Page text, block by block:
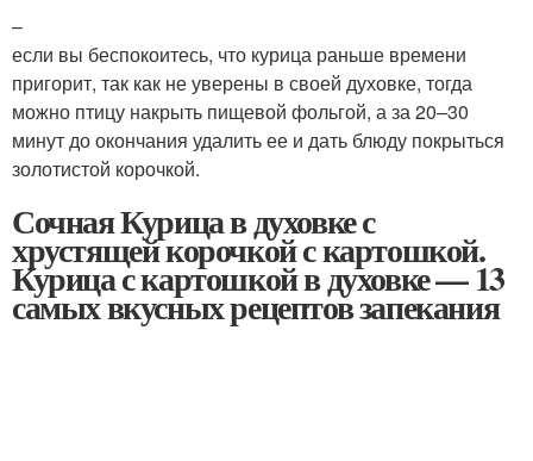
–
если вы беспокоитесь, что курица раньше времени
пригорит, так как не уверены в своей духовке, тогда
можно птицу накрыть пищевой фольгой, а за 20–30
минут до окончания удалить ее и дать блюду покрыться
золотистой корочкой.
Сочная Курица в духовке с
хрустящей корочкой с картошкой.
Курица с картошкой в духовке — 13
самых вкусных рецептов запекания